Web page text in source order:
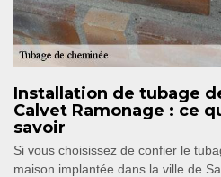
Installation de tubage
Calvet Ramonage : ce
savoir
Si vous choisissez de confier le
maison implantée dans la ville de